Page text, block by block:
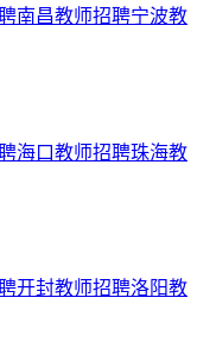
南昌教师招聘宁波教
海口教师招聘珠海教
开封教师招聘洛阳教